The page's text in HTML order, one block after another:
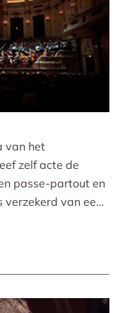
van het
zelf acte de
passe-partout en
verzekerd van een